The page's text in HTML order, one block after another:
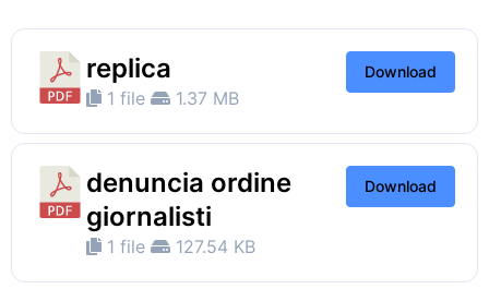
replica
1 file 1.37 MB
Download
denuncia ordine
giornalisti
1 file 127.54 KB
Download